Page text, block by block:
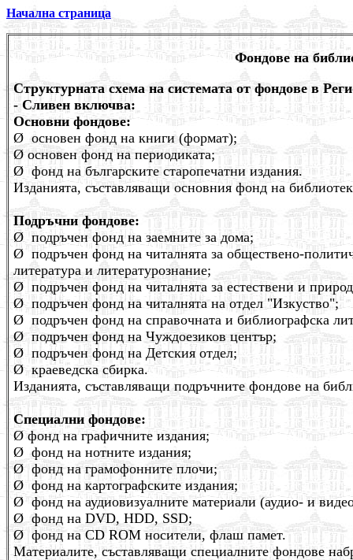
Начална страница
Фондове на
Структурната схема на системата от фондове в
- Сливен включва:
Основни фондове:
Ø основен фонд на книги (формат);
Ø основен фонд на периодиката;
Ø фонд на българските старопечатни издания.
Изданията, съставляващи основния фонд на
Подръчни фондове:
Ø подръчен фонд на заемните за дома;
Ø подръчен фонд на читалнята за обществено-
литература и литературознание;
Ø подръчен фонд на читалнята за естествени и
Ø подръчен фонд на читалнята на отдел "Изкуство";
Ø подръчен фонд на справочната и библиографска
Ø подръчен фонд на Чуждоезиков център;
Ø подръчен фонд на Детския отдел;
Ø краеведска сбирка.
Изданията, съставляващи подръчните фондове на
Специални фондове:
Ø фонд на графичните издания;
Ø фонд на нотните издания;
Ø фонд на грамофонните плочи;
Ø фонд на картографските издания;
Ø фонд на аудиовизуалните материали (аудио- и
Ø фонд на DVD, HDD, SSD;
Ø фонд на СD RОМ носители, флаш памет.
Материалите, съставляващи специалните фондове